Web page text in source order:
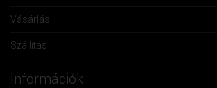
Vásárlás
Szállítás
Információk